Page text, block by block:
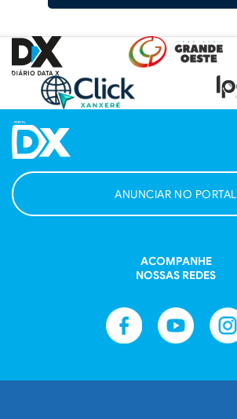
ANUNCIAR NO PORTAL
ACOMPANHE
NOSSAS REDES